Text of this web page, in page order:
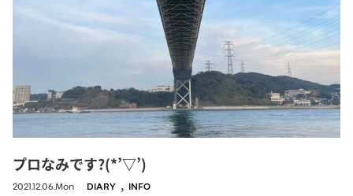
プロなみです?(*’▽’)
2021.12.06.Mon DIARY , INFO